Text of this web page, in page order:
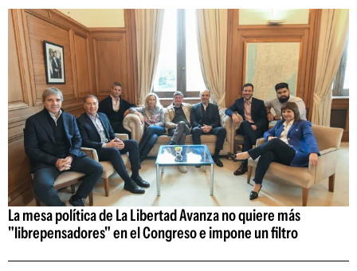
La mesa política de La Libertad Avanza no quiere más
"librepensadores" en el Congreso e impone un filtro